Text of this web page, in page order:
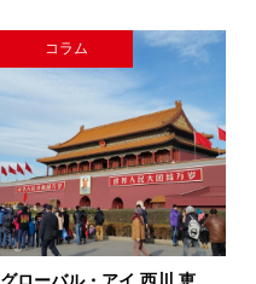
コラム
グローバル・アイ 西川 恵